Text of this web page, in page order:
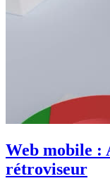
Web mobile :
rétroviseur